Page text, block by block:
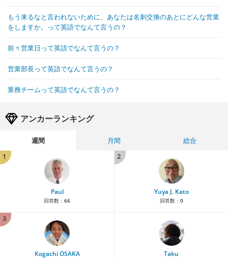
もう来るなと言われないために、あなたは名刺交換のあとにどんな営業
をしますか。って英語でなんて言うの？
前々営業日って英語でなんて言うの？
営業部長って英語でなんて言うの？
業務チームって英語でなんて言うの？
アンカーランキング
週間 月間
総合
1
Paul
回答数： 66
2
Yuya J. Kato
回答数： 0
3
Kogachi OSAKA Taku